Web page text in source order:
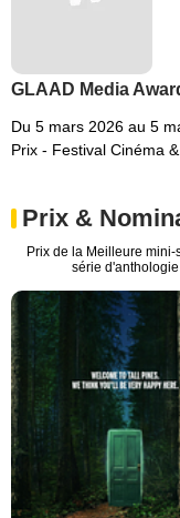
GLAAD Media
Du 5 mars 2026 au 5
Prix - Festival Cinéma
Prix &
Prix de la Meilleure mini-
série d'anthologie